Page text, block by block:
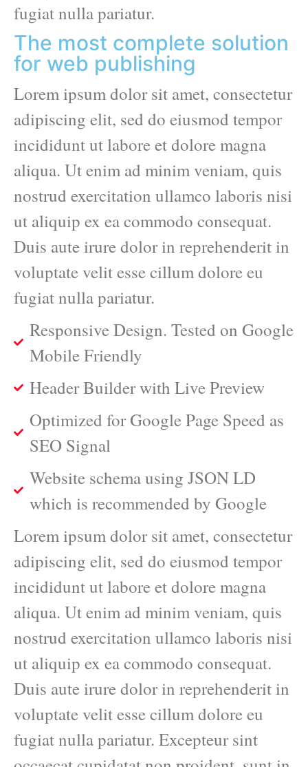
fugiat nulla pariatur.
The most complete solution
for web publishing
Lorem ipsum dolor sit amet, consectetur
adipiscing elit, sed do eiusmod tempor
incididunt ut labore et dolore magna
aliqua. Ut enim ad minim veniam, quis
nostrud exercitation ullamco laboris nisi
ut aliquip ex ea commodo consequat.
Duis aute irure dolor in reprehenderit in
voluptate velit esse cillum dolore eu
fugiat nulla pariatur.
Responsive Design. Tested on Google
Mobile Friendly
Header Builder with Live Preview
Optimized for Google Page Speed as
SEO Signal
Website schema using JSON LD
which is recommended by Google
Lorem ipsum dolor sit amet, consectetur
adipiscing elit, sed do eiusmod tempor
incididunt ut labore et dolore magna
aliqua. Ut enim ad minim veniam, quis
nostrud exercitation ullamco laboris nisi
ut aliquip ex ea commodo consequat.
Duis aute irure dolor in reprehenderit in
voluptate velit esse cillum dolore eu
fugiat nulla pariatur. Excepteur sint